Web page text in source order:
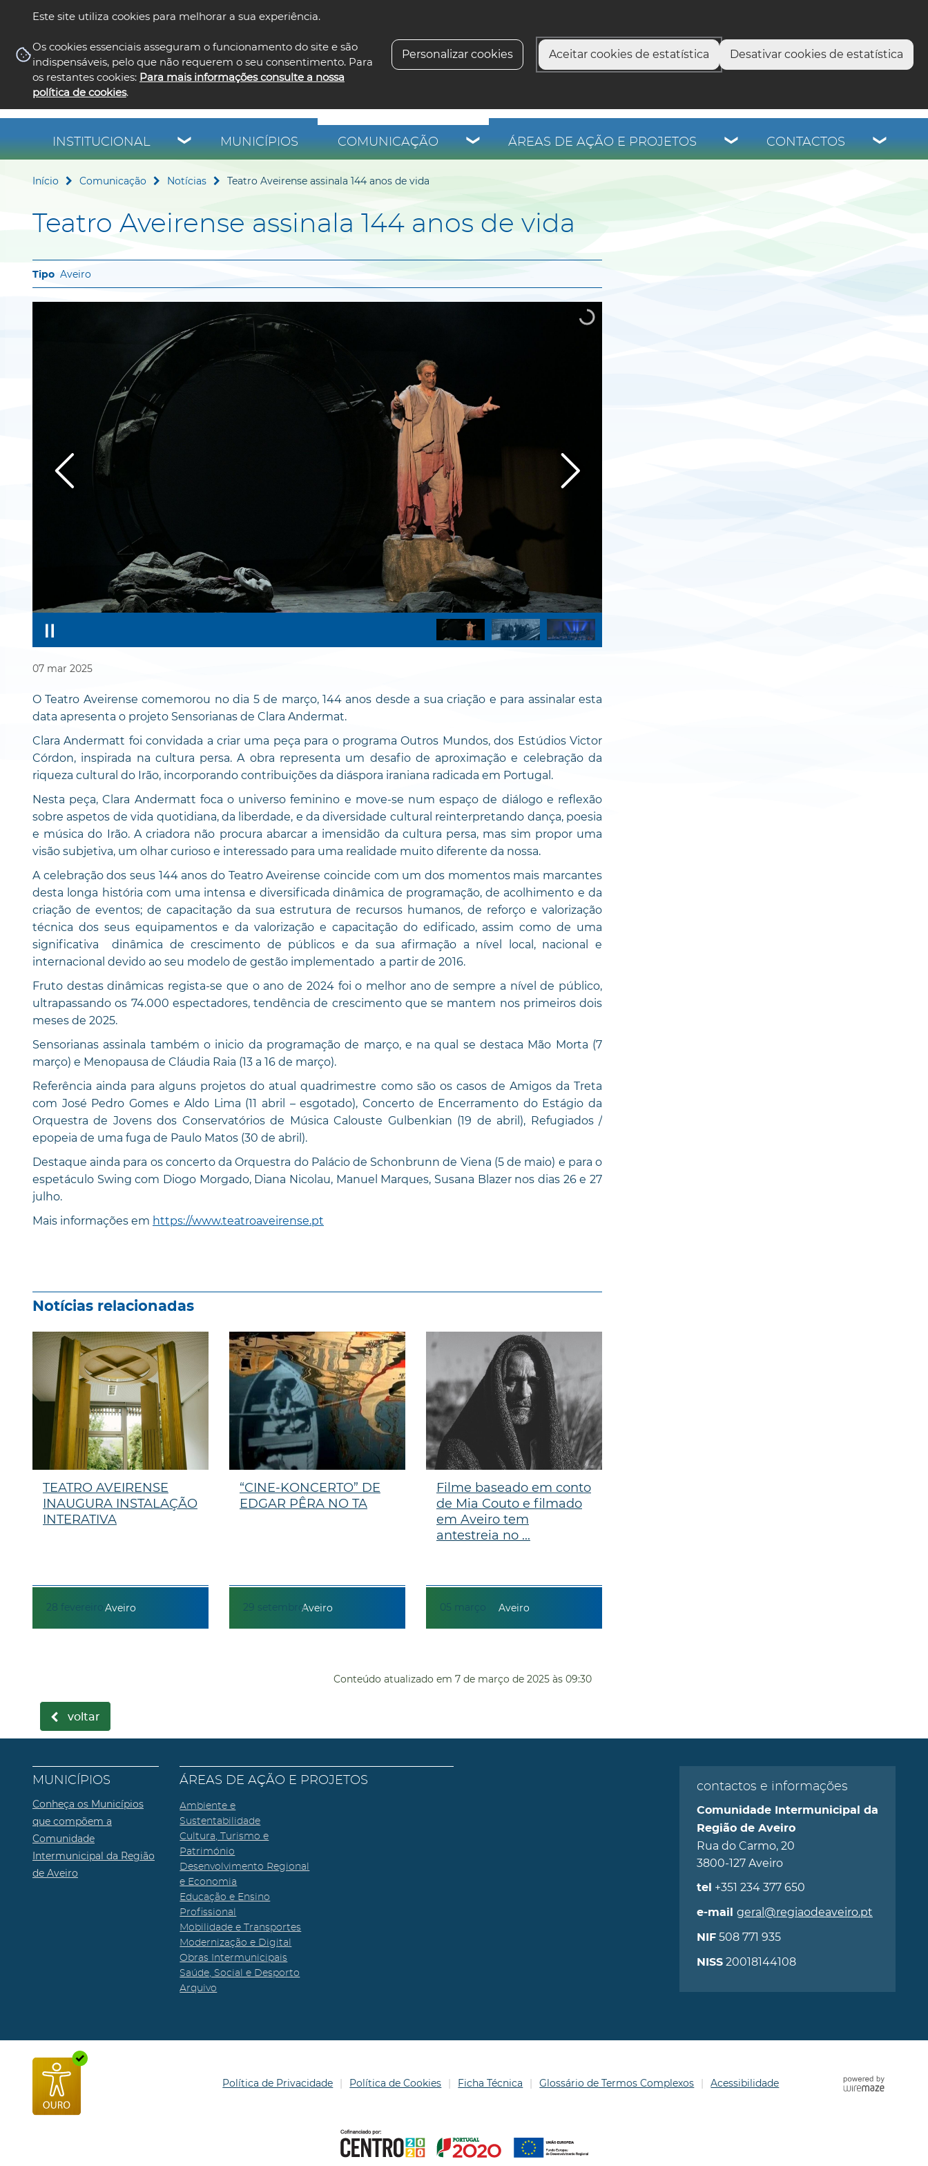
Este site utiliza cookies para melhorar a sua experiência.
Os cookies essenciais asseguram o funcionamento do site e são
indispensáveis, pelo que não requerem o seu consentimento. Para
os restantes cookies: Para mais informações consulte a nossa
política de cookies.
Personalizar cookies Aceitar cookies de estatística Desativar cookies de estatística
INSTITUCIONAL MUNICÍPIOS COMUNICAÇÃO ÁREAS DE AÇÃO E PROJETOS CONTACTOS
Início Comunicação Notícias Teatro Aveirense assinala 144 anos de vida
Teatro Aveirense assinala 144 anos de vida
Aveiro
07 mar 2025
O Teatro Aveirense comemorou no dia 5 de março, 144 anos desde a sua criação e para assinalar esta
data apresenta o projeto Sensorianas de Clara Andermat.
Clara Andermatt foi convidada a criar uma peça para o programa Outros Mundos, dos Estúdios Victor
Córdon, inspirada na cultura persa. A obra representa um desafio de aproximação e celebração da
riqueza cultural do Irão, incorporando contribuições da diáspora iraniana radicada em Portugal.
Nesta peça, Clara Andermatt foca o universo feminino e move-se num espaço de diálogo e reflexão
sobre aspetos de vida quotidiana, da liberdade, e da diversidade cultural reinterpretando dança, poesia
e música do Irão. A criadora não procura abarcar a imensidão da cultura persa, mas sim propor uma
visão subjetiva, um olhar curioso e interessado para uma realidade muito diferente da nossa.
A celebração dos seus 144 anos do Teatro Aveirense coincide com um dos momentos mais marcantes
desta longa história com uma intensa e diversificada dinâmica de programação, de acolhimento e da
criação de eventos; de capacitação da sua estrutura de recursos humanos, de reforço e valorização
técnica dos seus equipamentos e da valorização e capacitação do edificado, assim como de uma
significativa dinâmica de crescimento de públicos e da sua afirmação a nível local, nacional e
internacional devido ao seu modelo de gestão implementado a partir de 2016.
Fruto destas dinâmicas regista-se que o ano de 2024 foi o melhor ano de sempre a nível de público,
ultrapassando os 74.000 espectadores, tendência de crescimento que se mantem nos primeiros dois
meses de 2025.
Sensorianas assinala também o inicio da programação de março, e na qual se destaca Mão Morta (7
março) e Menopausa de Cláudia Raia (13 a 16 de março).
Referência ainda para alguns projetos do atual quadrimestre como são os casos de Amigos da Treta
com José Pedro Gomes e Aldo Lima (11 abril – esgotado), Concerto de Encerramento do Estágio da
Orquestra de Jovens dos Conservatórios de Música Calouste Gulbenkian (19 de abril), Refugiados /
epopeia de uma fuga de Paulo Matos (30 de abril).
Destaque ainda para os concerto da Orquestra do Palácio de Schonbrunn de Viena (5 de maio) e para o
espetáculo Swing com Diogo Morgado, Diana Nicolau, Manuel Marques, Susana Blazer nos dias 26 e 27
julho.
Mais informações em https://www.teatroaveirense.pt
Notícias relacionadas
28 fevereiro
TEATRO AVEIRENSE
INAUGURA INSTALAÇÃO
INTERATIVA
Aveiro 29 setembro
“CINE-KONCERTO” DE
EDGAR PÊRA NO TA
Aveiro 05 março
Filme baseado em conto
de Mia Couto e filmado
em Aveiro tem
antestreia no ...
Aveiro
Conteúdo atualizado em 7 de março de 2025 às 09:30
voltar
MUNICÍPIOS
Conheça os Municípios
que compõem a
Comunidade
Intermunicipal da Região
de Aveiro
ÁREAS DE AÇÃO E PROJETOS
Ambiente e
Sustentabilidade
Cultura, Turismo e
Património
Desenvolvimento Regional
e Economia
Educação e Ensino
Profissional
Mobilidade e Transportes
Modernização e Digital
Obras Intermunicipais
Saúde, Social e Desporto
Arquivo
contactos e informações
Comunidade Intermunicipal da
Região de Aveiro
Rua do Carmo, 20
3800-127 Aveiro
tel +351 234 377 650
e-mail geral@regiaodeaveiro.pt
NIF508 771 935
NISS20018144108
Política de Privacidade Política de Cookies Ficha Técnica Glossário de Termos Complexos Acessibilidade